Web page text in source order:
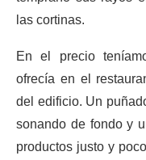
las cortinas.
En el precio
ofrecía en el
del edificio. Un
sonando de fondo y
productos justo y